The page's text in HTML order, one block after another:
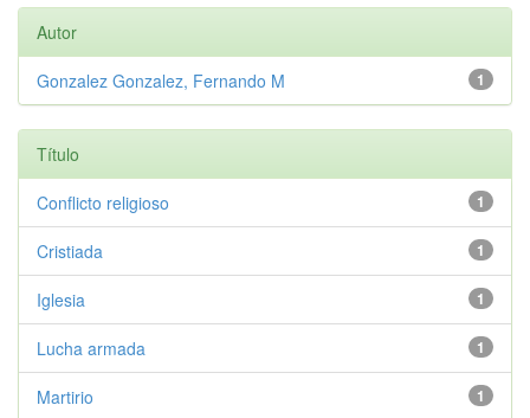
Autor
1
Gonzalez Gonzalez, Fernando M
Título
1
Conflicto religioso
1
Cristiada
1
Iglesia
1
Lucha armada
1
Martirio